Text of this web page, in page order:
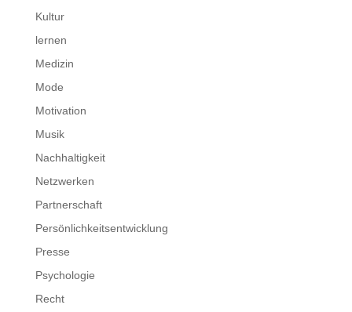
Kultur
lernen
Medizin
Mode
Motivation
Musik
Nachhaltigkeit
Netzwerken
Partnerschaft
Persönlichkeitsentwicklung
Presse
Psychologie
Recht